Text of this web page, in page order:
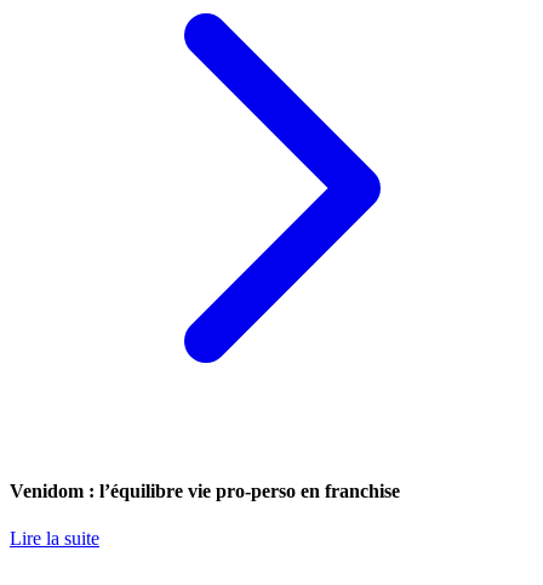
Venidom : l’équilibre vie pro-perso en franchise
Lire la suite